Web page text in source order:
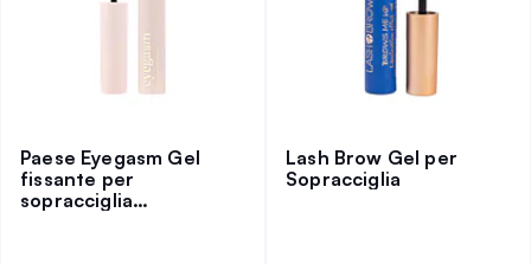
Paese Eyegasm Gel
fissante per
sopracciglia
Lash Brow Gel per
Sopracciglia